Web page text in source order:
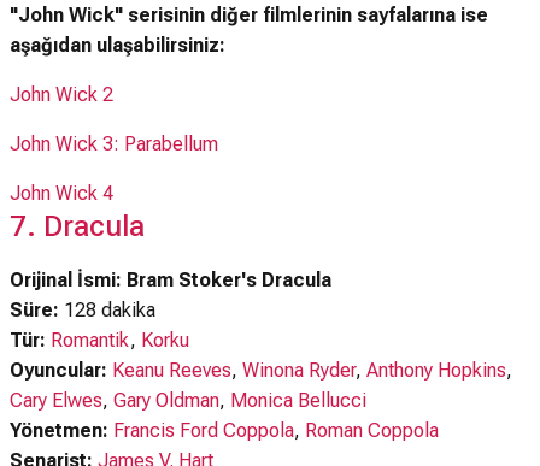
"John Wick" serisinin diğer filmlerinin sayfalarına ise
aşağıdan ulaşabilirsiniz:
John Wick 2
John Wick 3: Parabellum
John Wick 4
7. Dracula
Orijinal İsmi: Bram Stoker's Dracula
Süre: 128 dakika
Tür: Romantik, Korku
Oyuncular: Keanu Reeves, Winona Ryder, Anthony Hopkins,
Cary Elwes, Gary Oldman, Monica Bellucci
Yönetmen: Francis Ford Coppola, Roman Coppola
Senarist: James V. Hart